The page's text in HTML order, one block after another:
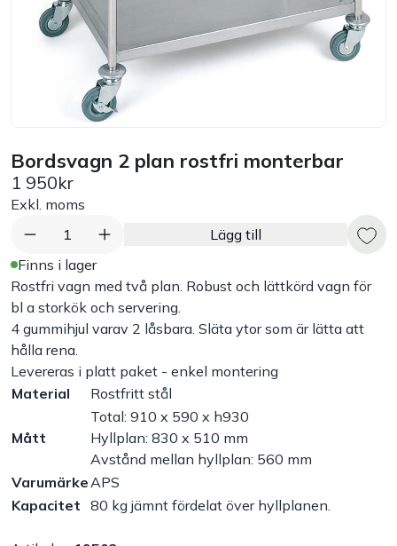
Bord
Råvaruhantering & lagring
Maskiner & apparater
Exponering & servering
Städutrustning
Arbetskläder
Plåtbyte
Handla efter bransch
Varumärken
Outlet
Bordsvagn 2 plan rostfri monterbar
1 950kr
Exkl. moms
1
Lägg till
Finns i lager
Rostfri vagn med två plan. Robust och lättkörd vagn för
bl a storkök och servering.
4 gummihjul varav 2 låsbara. Släta ytor som är lätta att
hålla rena.
Levereras i platt paket - enkel montering
Material
Rostfritt stål
Mått
Total: 910 x 590 x h930
Hyllplan: 830 x 510 mm
Avstånd mellan hyllplan: 560 mm
VarumärkeAPS
Kapacitet 80 kg jämnt fördelat över hyllplanen.